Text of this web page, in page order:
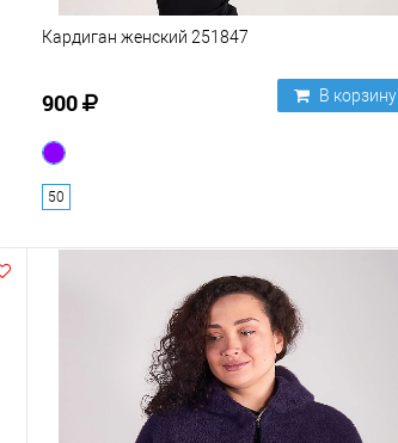
Кардиган женский 251847
900 В корзину
50